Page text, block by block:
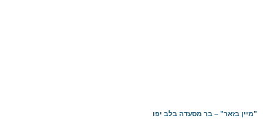
"מיין בזאר" – בר מסעדה בלב יפו